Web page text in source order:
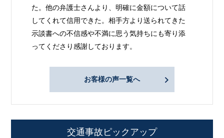
た。他の弁護士さんより、明確に金額について話
してくれて信用できた。相手方より送られてきた
示談書への不信感や不満に思う気持ちにも寄り添
ってくださり感謝しております。
お客様の声一覧へ
交通事故ピックアップ